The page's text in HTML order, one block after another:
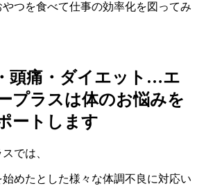
つを食べて仕事の効率化を図ってみ
頭痛・ダイエット…エ
プラスは体のお悩みを
ートします
では、
めたとした様々な体調不良に対応い